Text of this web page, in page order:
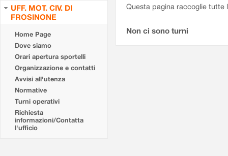
UFF. MOT. CIV. DI
FROSINONE
Home Page
Dove siamo
Orari apertura sportelli
Organizzazione e contatti
Avvisi all'utenza
Normative
Turni operativi
Richiesta
informazioni/Contatta
l'ufficio
Questa pagina raccoglie tutte
Non ci sono turni